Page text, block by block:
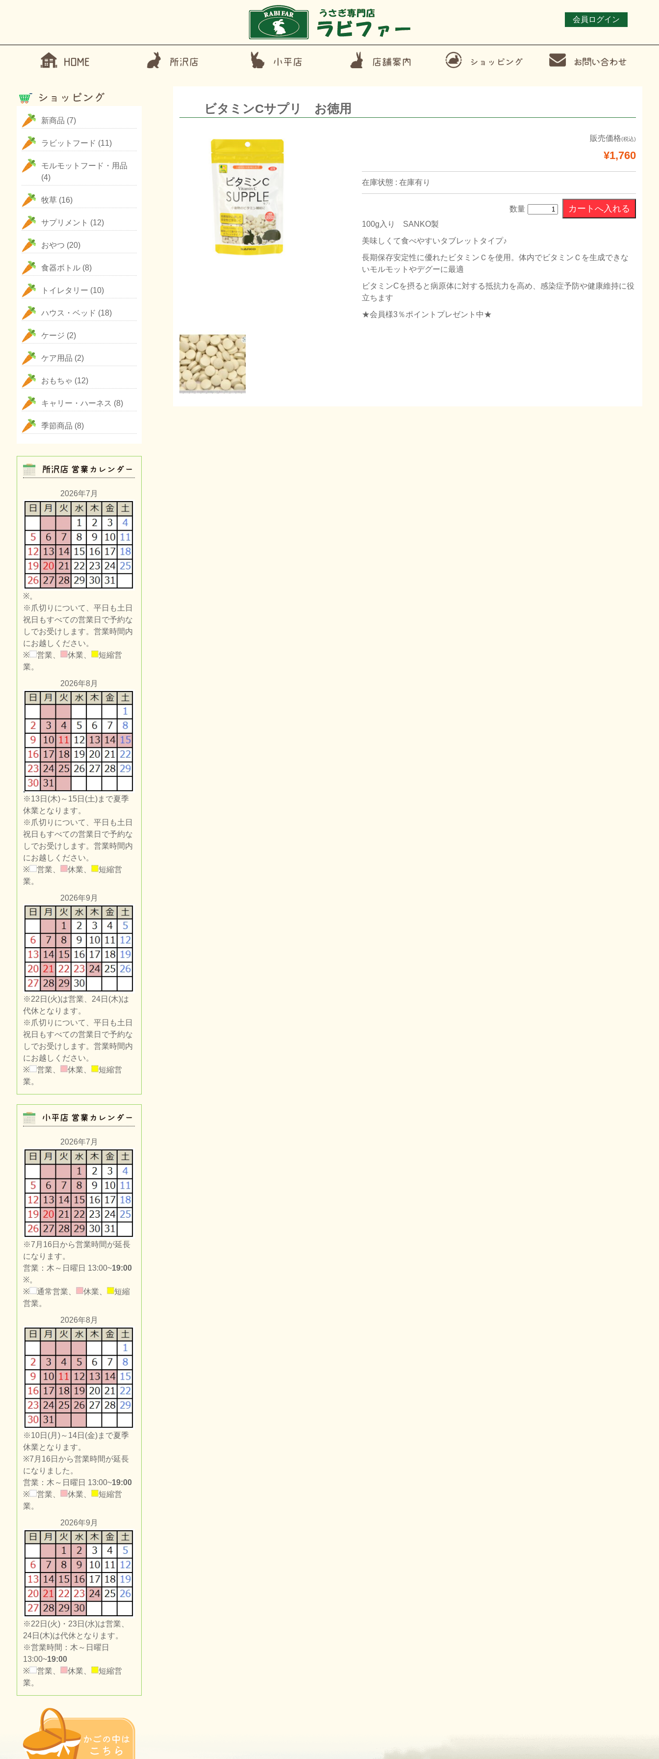
会員ログイン
ビタミンCサプリ お徳用
販売価格(税込)
¥1,760
在庫状態 : 在庫有り
数量
100g入り SANKO製
美味しくて食べやすいタブレットタイプ♪
長期保存安定性に優れたビタミンＣを使用。体内でビタミンＣを生成できな
いモルモットやデグーに最適
ビタミンCを摂ると病原体に対する抵抗力を高め、感染症予防や健康維持に役
立ちます
★会員様3％ポイントプレゼント中★
新商品 (7)
ラビットフード (11)
モルモットフード・用品
(4)
牧草(16)
サプリメント (12)
おやつ (20)
食器ボトル(8)
トイレタリー (10)
ハウス・ベッド (18)
ケージ (2)
ケア用品 (2)
おもちゃ (12)
キャリー・ハーネス (8)
季節商品 (8)
2026年7月
※。
※爪切りについて、平日も土日
祝日もすべての営業日で予約な
しでお受けします。営業時間内
にお越しください。
※
営業、 休業、
短縮営
業。
2026年8月
※13日(木)～15日(土)まで夏季
休業となります。
※爪切りについて、平日も土日
祝日もすべての営業日で予約な
しでお受けします。営業時間内
にお越しください。
※
営業、 休業、
短縮営
業。
2026年9月
※22日(火)は営業、24日(木)は
代休となります。
※爪切りについて、平日も土日
祝日もすべての営業日で予約な
しでお受けします。営業時間内
にお越しください。
※
営業、 休業、
短縮営
業。
2026年7月
※7月16日から営業時間が延長
になります。
営業：木～日曜日 13:00~19:00
※。
※
通常営業、 休業、
短縮
営業。
2026年8月
※10日(月)～14日(金)まで夏季
休業となります。
※7月16日から営業時間が延長
になりました。
営業：木～日曜日 13:00~19:00
※
営業、 休業、
短縮営
業。
2026年9月
※22日(火)・23日(水)は営業、
24日(木)は代休となります。
※営業時間：木～日曜日
13:00~19:00
※
営業、 休業、
短縮営
業。